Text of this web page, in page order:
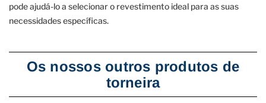
pode ajudá-lo a selecionar o revestimento ideal para as suas
necessidades específicas.
Os nossos outros produtos de
torneira